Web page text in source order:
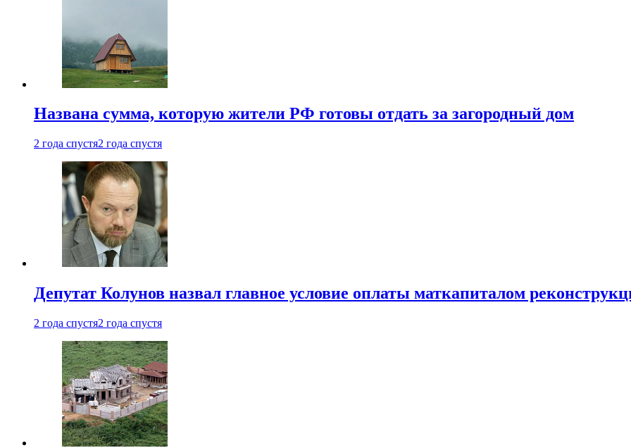
Названа сумма, которую жители РФ готовы отдать за загородный дом
2 года спустя2 года спустя
Депутат Колунов назвал главное условие оплаты маткапиталом
2 года спустя2 года спустя